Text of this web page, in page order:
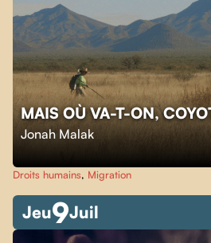
MAIS OÙ VA-T-ON,
Jonah Malak
Droits humains, Migration
Jeu9Juil